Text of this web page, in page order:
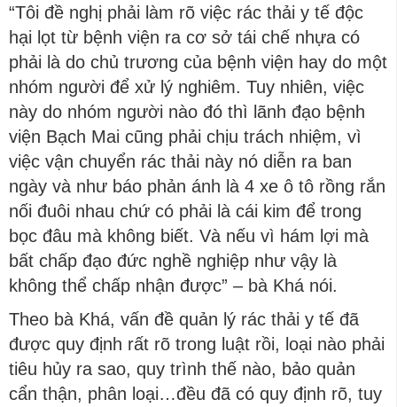
“Tôi đề nghị phải làm rõ việc rác thải y tế độc
hại lọt từ bệnh viện ra cơ sở tái chế nhựa có
phải là do chủ trương của bệnh viện hay do một
nhóm người để xử lý nghiêm. Tuy nhiên, việc
này do nhóm người nào đó thì lãnh đạo bệnh
viện Bạch Mai cũng phải chịu trách nhiệm, vì
việc vận chuyển rác thải này nó diễn ra ban
ngày và như báo phản ánh là 4 xe ô tô rồng rắn
nối đuôi nhau chứ có phải là cái kim để trong
bọc đâu mà không biết. Và nếu vì hám lợi mà
bất chấp đạo đức nghề nghiệp như vậy là
không thể chấp nhận được” – bà Khá nói.
Theo bà Khá, vấn đề quản lý rác thải y tế đã
được quy định rất rõ trong luật rồi, loại nào phải
tiêu hủy ra sao, quy trình thế nào, bảo quản
cẩn thận, phân loại…đều đã có quy định rõ, tuy